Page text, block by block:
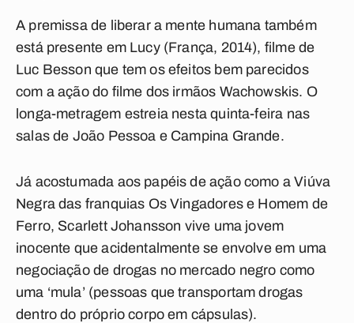
A premissa de liberar a mente humana também
está presente em Lucy (França, 2014), filme de
Luc Besson que tem os efeitos bem parecidos
com a ação do filme dos irmãos Wachowskis. O
longa-metragem estreia nesta quinta-feira nas
salas de João Pessoa e Campina Grande.
Já acostumada aos papéis de ação como a Viúva
Negra das franquias Os Vingadores e Homem de
Ferro, Scarlett Johansson vive uma jovem
inocente que acidentalmente se envolve em uma
negociação de drogas no mercado negro como
uma ‘mula’ (pessoas que transportam drogas
dentro do próprio corpo em cápsulas).